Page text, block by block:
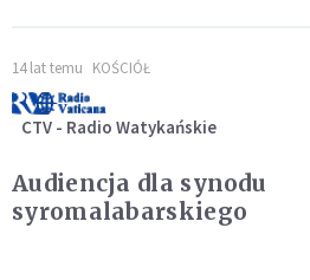
14 lat temu KOŚCIÓŁ
CTV - Radio Watykańskie
Audiencja dla synodu
syromalabarskiego